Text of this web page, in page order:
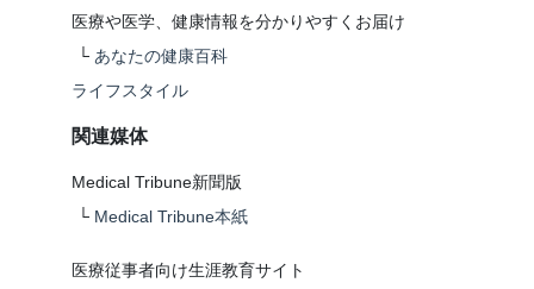
医療や医学、健康情報を分かりやすくお届け
└ あなたの健康百科
ライフスタイル
関連媒体
Medical Tribune新聞版
└ Medical Tribune本紙
医療従事者向け生涯教育サイト